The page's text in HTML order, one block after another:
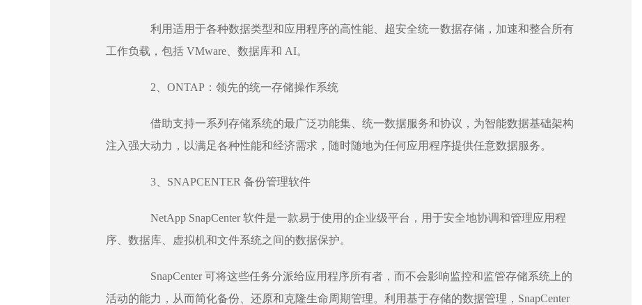
利用适用于各种数据类型和应用程序的高性能、超安全统一数据存储，加速和整合所有
工作负载，包括 VMware、数据库和 AI。
2、ONTAP：领先的统一存储操作系统
借助支持一系列存储系统的最广泛功能集、统一数据服务和协议，为智能数据基础架构
注入强大动力，以满足各种性能和经济需求，随时随地为任何应用程序提供任意数据服务。
3、SNAPCENTER 备份管理软件
NetApp SnapCenter 软件是一款易于使用的企业级平台，用于安全地协调和管理应用程
序、数据库、虚拟机和文件系统之间的数据保护。
SnapCenter 可将这些任务分派给应用程序所有者，而不会影响监控和监管存储系统上的
活动的能力，从而简化备份、还原和克隆生命周期管理。利用基于存储的数据管理，SnapCenter